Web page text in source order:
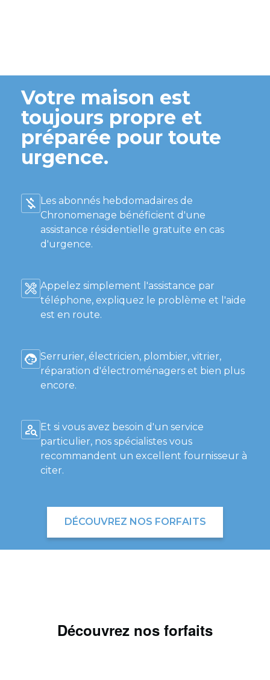
Votre maison est
toujours propre et
préparée pour toute
urgence.
Les abonnés hebdomadaires de
Chronomenage bénéficient d'une
assistance résidentielle gratuite en cas
d'urgence.
Appelez simplement l'assistance par
téléphone, expliquez le problème et l'aide
est en route.
Serrurier, électricien, plombier, vitrier,
réparation d'électroménagers et bien plus
encore.
Et si vous avez besoin d'un service
particulier, nos spécialistes vous
recommandent un excellent fournisseur à
citer.
DÉCOUVREZ NOS FORFAITS
Découvrez nos forfaits